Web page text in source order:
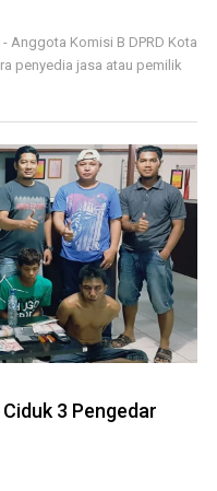
- Anggota Komisi B DPRD Kota
penyedia jasa atau pemilik
3 Pengedar